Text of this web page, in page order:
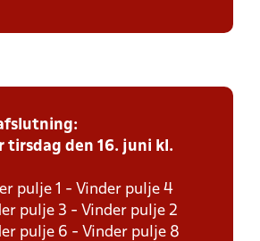
tirsdag den 16. juni kl.
pulje 1 - Vinder pulje 4
pulje 3 - Vinder pulje 2
pulje 6 - Vinder pulje 8